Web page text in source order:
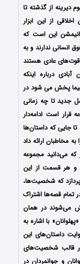
دیرینه از گذشته تا
از این ابزار
این است که
انسانی ندارند و به
عادی هستند
درباره اینکه
از شبکه یک سیما پخش می شود در
جدید تا چه زمانی
است ادامه‌دار
تا جایی که داستان‌ها
مخاطبان ارائه داد
که می‌دانید مجموعه
و هر قسمت از این
که شخصیت‌ها،
تمام قصه‌ها اشتراک
که در نوروز 1401 پخش می‌شوند در همان
با اشاره به
داستان‌های این
قالب شخصیت‌های
و جوانمردان در